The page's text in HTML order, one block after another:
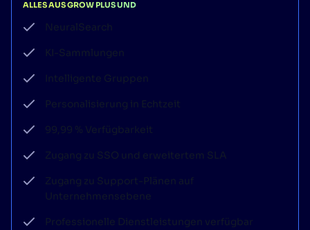
ALLES AUS GROW PLUS UND
NeuralSearch
KI-Sammlungen
Intelligente Gruppen
Personalisierung in Echtzeit
99,99 % Verfügbarkeit
Zugang zu SSO und erweitertem SLA
Zugang zu Support-Plänen auf
Unternehmensebene
Professionelle Dienstleistungen verfügbar